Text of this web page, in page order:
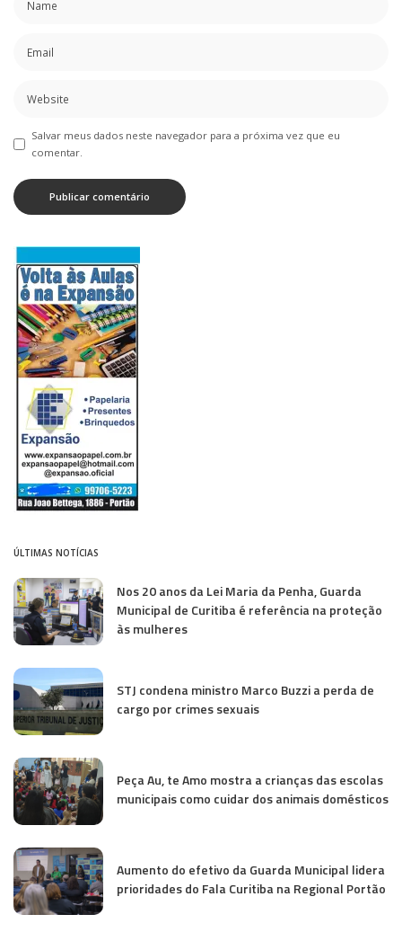
Salvar meus dados neste navegador para a próxima vez que eu
comentar.
ÚLTIMAS NOTÍCIAS
Nos 20 anos da Lei Maria da Penha, Guarda
Municipal de Curitiba é referência na proteção
às mulheres
STJ condena ministro Marco Buzzi a perda de
cargo por crimes sexuais
Peça Au, te Amo mostra a crianças das escolas
municipais como cuidar dos animais domésticos
Aumento do efetivo da Guarda Municipal lidera
prioridades do Fala Curitiba na Regional Portão